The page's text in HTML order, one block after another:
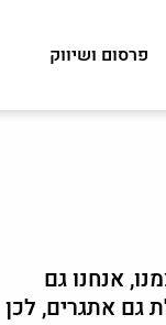
פרסום ושיווק
אנחנו גם
גם אתגרים, לכן